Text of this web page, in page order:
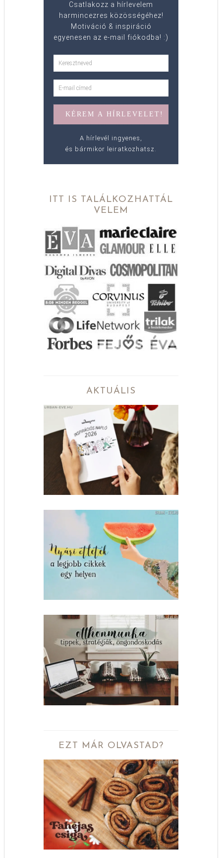
Csatlakozz a hírlevelem
harmincezres közösségéhez!
Motiváció & inspiráció
egyenesen az e-mail fiókodba! :)
A hírlevél ingyenes,
és bármikor leiratkozhatsz.
ITT IS TALÁLKOZHATTÁL
VELEM
AKTUÁLIS
EZT MÁR OLVASTAD?